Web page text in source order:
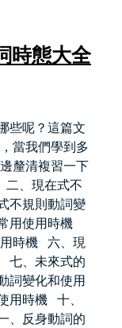
時態大全
些呢？這篇文
當我們學到多
釐清複習一下
、現在式不
不規則動詞變
用使用時機
時機 六、現
七、未來式的
詞變化和使用
用時機 十、
、反身動詞的